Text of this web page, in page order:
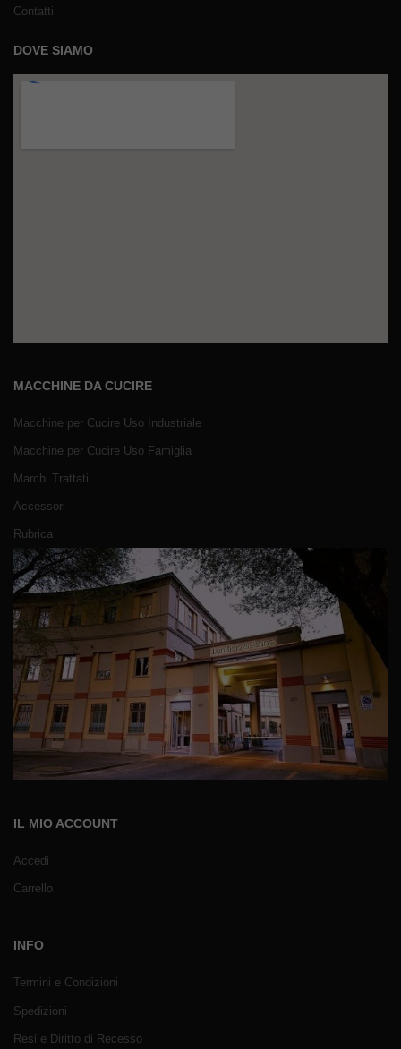
Contatti
DOVE SIAMO
MACCHINE DA CUCIRE
Macchine per Cucire Uso Industriale
Macchine per Cucire Uso Famiglia
Marchi Trattati
Accessori
Rubrica
IL MIO ACCOUNT
Accedi
Carrello
INFO
Termini e Condizioni
Spedizioni
Resi e Diritto di Recesso